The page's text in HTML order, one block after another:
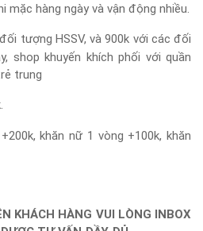
mặc hàng ngày và vận động nhiều.
tượng HSSV, và 900k với các đối
shop khuyến khích phối với quần
trung
khăn nữ 1 vòng +100k, khăn
KHÁCH HÀNG VUI LÒNG INBOX